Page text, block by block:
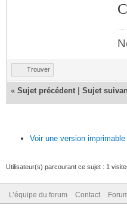
Trouver
« Sujet précédent Sujet
Voir une version imprimable
Utilisateur(s) parcourant ce sujet : 1
L’équipe du forum Contact